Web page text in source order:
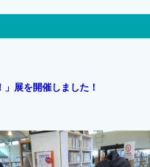
展を開催しました！